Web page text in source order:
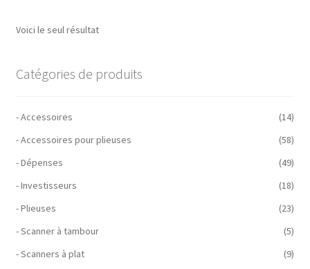
Voici le seul résultat
Catégories de produits
- Accessoires
(14)
- Accessoires pour plieuses
(58)
- Dépenses
(49)
- Investisseurs
(18)
- Plieuses
(23)
- Scanner à tambour
(5)
- Scanners à plat
(9)